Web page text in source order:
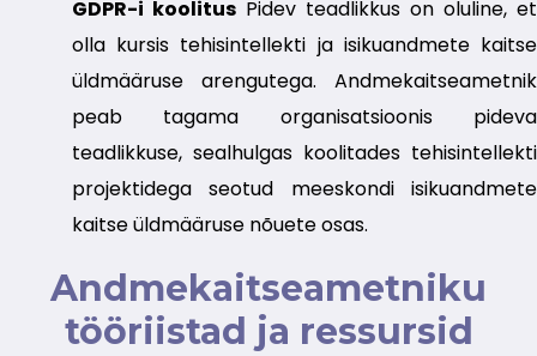
GDPR-i koolitus Pidev teadlikkus on oluline, et
olla kursis tehisintellekti ja isikuandmete kaitse
üldmääruse arengutega. Andmekaitseametnik
peab tagama organisatsioonis pideva
teadlikkuse, sealhulgas koolitades tehisintellekti
projektidega seotud meeskondi isikuandmete
kaitse üldmääruse nõuete osas.
Andmekaitseametniku
tööriistad ja ressursid